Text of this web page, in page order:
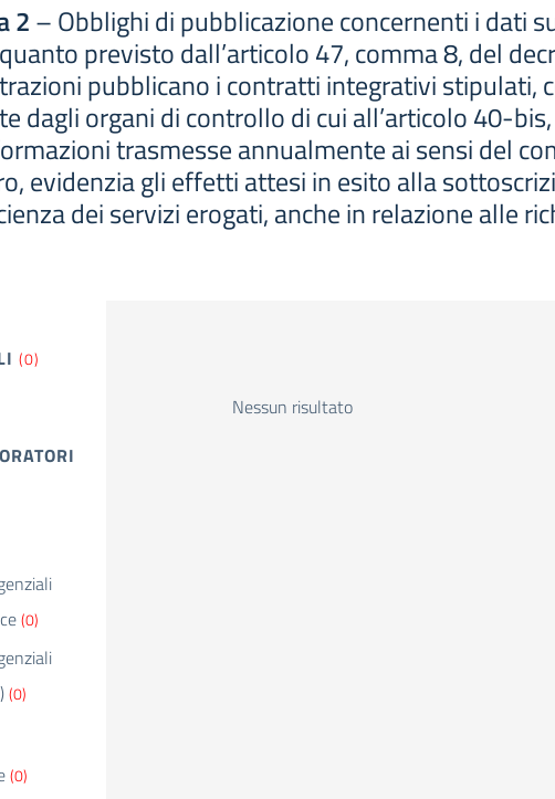
2– Obblighi di pubblicazione concernenti i dati
previsto dall’articolo 47, comma 8, del
pubblicano i contratti integrativi stipulati,
dagli organi di controllo di cui all’articolo 40-
trasmesse annualmente ai sensi del
evidenzia gli effetti attesi in esito alla
dei servizi erogati, anche in relazione alle
(0)
(0)
(0)
(0)
Nessun risultato